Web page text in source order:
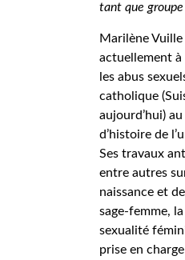
tant que groupe
Marilène
actuellement à
les abus
catholique
aujourd’hui)
d’histoire de
Ses travaux
entre autres
naissance et
sage-femme,
sexualité
prise en